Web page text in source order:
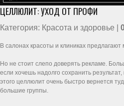
ЦЕЛЛЮЛИТ: УХОД ОТ ПРОФИ
Категория: Красота и здоровье |
В салонах красоты и клиниках
Но не стоит слепо доверять рекламе.
если хочешь надолго сохранить
этого целлюлит очень быстро вернется
большие группы.